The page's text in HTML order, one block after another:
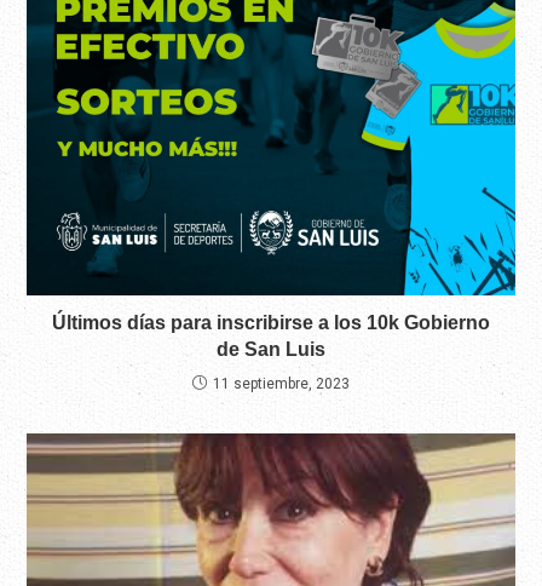
Últimos días para inscribirse a los 10k Gobierno
de San Luis
11 septiembre, 2023